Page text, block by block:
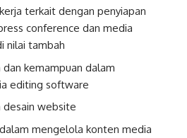
terkait dengan penyiapan
conference dan media
nilai tambah
kemampuan dalam
editing software
desain website
mengelola konten media